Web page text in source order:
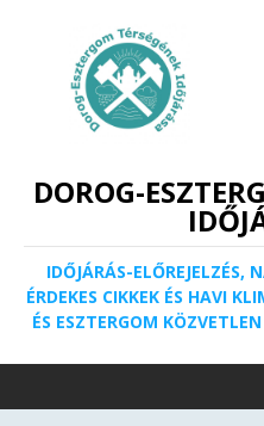
DOROG-
IDŐJÁRÁS-ELŐREJELZÉS,
ÉRDEKES CIKKEK ÉS HAVI
ÉS ESZTERGOM